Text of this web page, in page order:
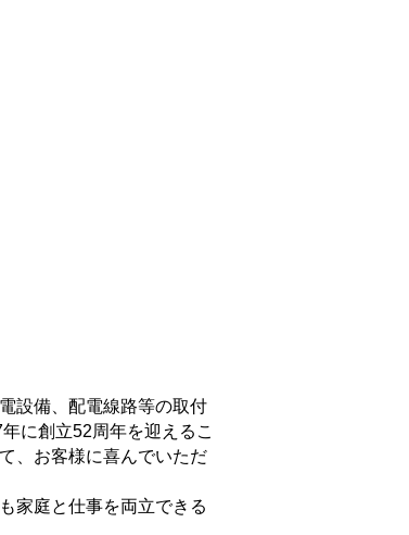
設備、配電線路等の取付
に創立52周年を迎えるこ
、お客様に喜んでいただ
家庭と仕事を両立できる